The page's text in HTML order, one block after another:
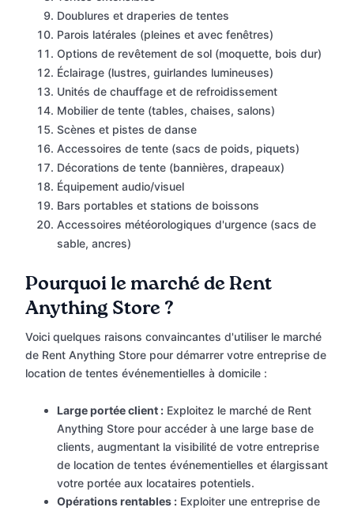
Doublures et draperies de tentes
Parois latérales (pleines et avec fenêtres)
Options de revêtement de sol (moquette, bois dur)
Éclairage (lustres, guirlandes lumineuses)
Unités de chauffage et de refroidissement
Mobilier de tente (tables, chaises, salons)
Scènes et pistes de danse
Accessoires de tente (sacs de poids, piquets)
Décorations de tente (bannières, drapeaux)
Équipement audio/visuel
Bars portables et stations de boissons
Accessoires météorologiques d'urgence (sacs de
sable, ancres)
Pourquoi le marché de Rent
Anything Store ?
Voici quelques raisons convaincantes d'utiliser le marché
de Rent Anything Store pour démarrer votre entreprise de
location de tentes événementielles à domicile :
Large portée client : Exploitez le marché de Rent
Anything Store pour accéder à une large base de
clients, augmentant la visibilité de votre entreprise
de location de tentes événementielles et élargissant
votre portée aux locataires potentiels.
Opérations rentables : Exploiter une entreprise de